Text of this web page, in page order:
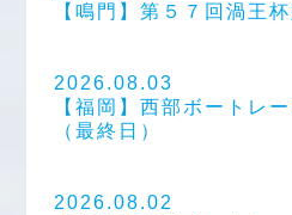
【鳴門】第５７回渦王
2026.08.03
【福岡】西部ボートレ
（最終日）
2026.08.02